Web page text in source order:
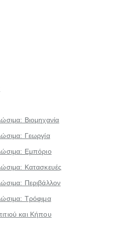
Βιομηχανία
Γεωργία
Εμπόριο
Κατασκευές
Περιβάλλον
Τρόφιμα
και Κήπου